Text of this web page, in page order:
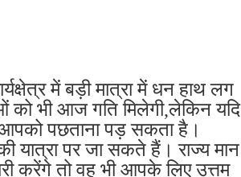
में बड़ी मात्रा में धन हाथ लग
को भी आज गति मिलेगी,लेकिन यदि
आपको पछताना पड़ सकता है।
पर जा सकते हैं। राज्य मान
करेंगे तो वह भी आपके लिए उत्तम